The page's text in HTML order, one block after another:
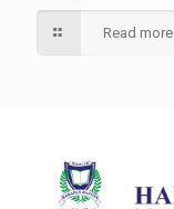
Read more